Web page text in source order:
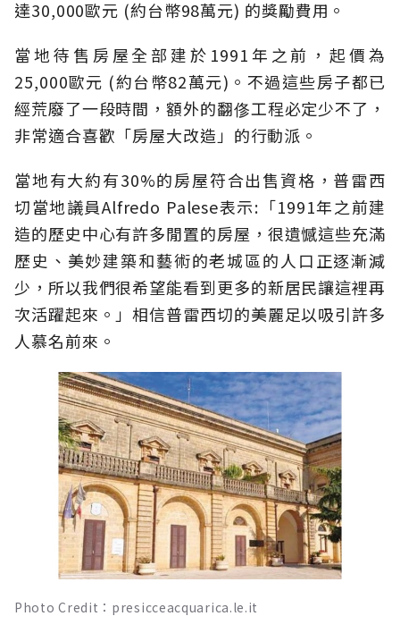
達30,000歐元 (約台幣98萬元) 的獎勵費用。
當地待售房屋全部建於1991年之前，起價為
25,000歐元 (約台幣82萬元)。不過這些房子都已
經荒廢了一段時間，額外的翻俢工程必定少不了，
非常適合喜歡「房屋大改造」的行動派。
當地有大約有30%的房屋符合出售資格，普雷西
切當地議員Alfredo Palese表示:「1991年之前建
造的歷史中心有許多閒置的房屋，很遺憾這些充滿
歷史、美妙建築和藝術的老城區的人口正逐漸減
少，所以我們很希望能看到更多的新居民讓這裡再
次活躍起來。」相信普雷西切的美麗足以吸引許多
人慕名前來。
Photo Credit：presicceacquarica.le.it